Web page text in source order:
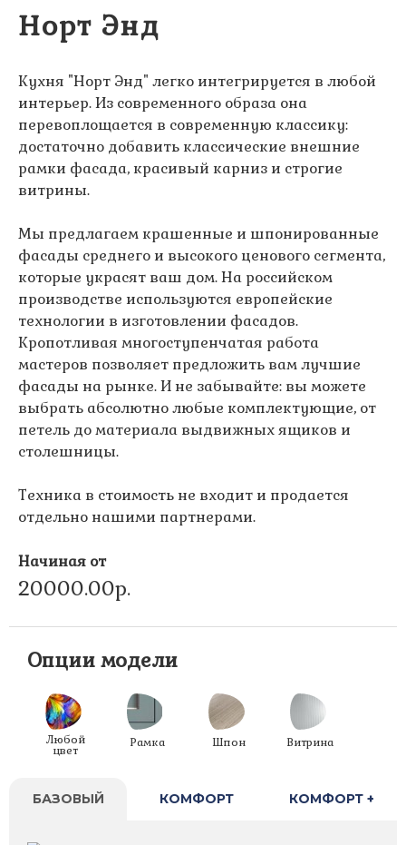
Норт Энд
Кухня "Норт Энд" легко интегрируется в любой
интерьер. Из современного образа она
перевоплощается в современную классику:
достаточно добавить классические внешние
рамки фасада, красивый карниз и строгие
витрины.
Мы предлагаем крашенные и шпонированные
фасады среднего и высокого ценового сегмента,
которые украсят ваш дом. На российском
производстве используются европейские
технологии в изготовлении фасадов.
Кропотливая многоступенчатая работа
мастеров позволяет предложить вам лучшие
фасады на рынке. И не забывайте: вы можете
выбрать абсолютно любые комплектующие, от
петель до материала выдвижных ящиков и
столешницы.
Техника в стоимость не входит и продается
отдельно нашими партнерами.
Начиная от
20000.00р.
Опции модели
Любой
цвет
Рамка Шпон Витрина
БАЗОВЫЙ КОМФОРТ КОМФОРТ +